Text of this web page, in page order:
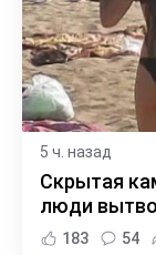
5 ч. назад
Скрытая
люди
183 54